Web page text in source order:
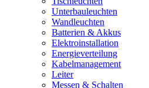
Unterbauleuchten
Wandleuchten
Batterien & Akkus
Elektroinstallation
Energieverteilung
Kabelmanagement
Leiter
Messen & Schalten